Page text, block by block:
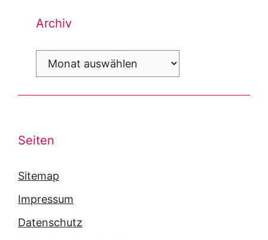
Archiv
Archiv
Seiten
Sitemap
Impressum
Datenschutz